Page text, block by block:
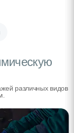
различных видов